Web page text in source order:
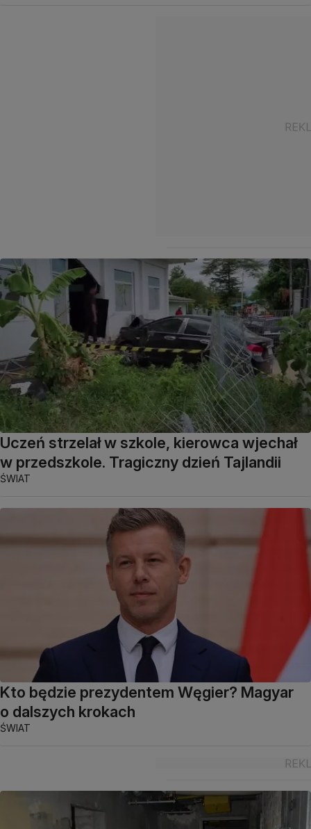
Uczeń strzelał w szkole, kierowca wjechał
w przedszkole. Tragiczny dzień Tajlandii
ŚWIAT
Kto będzie prezydentem Węgier? Magyar
o dalszych krokach
ŚWIAT